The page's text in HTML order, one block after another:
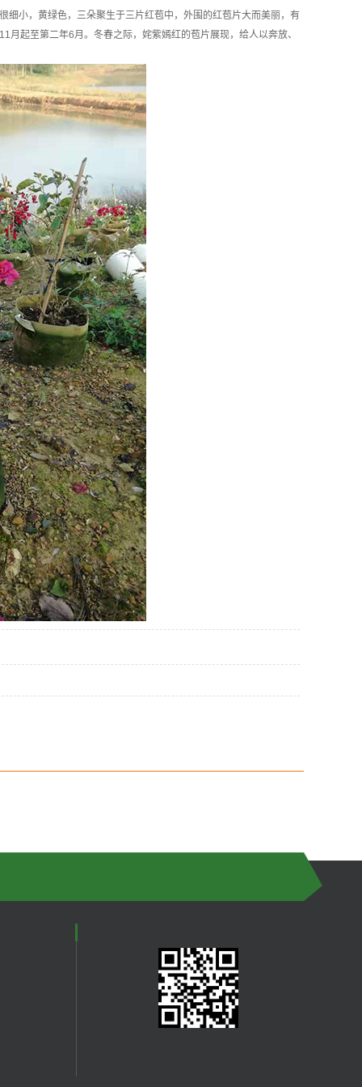
细小，黄绿色，三朵聚生于三片红苞中，外围的红苞片大而美丽，有
起至第二年6月。冬春之际，姹紫嫣红的苞片展现，给人以奔放、